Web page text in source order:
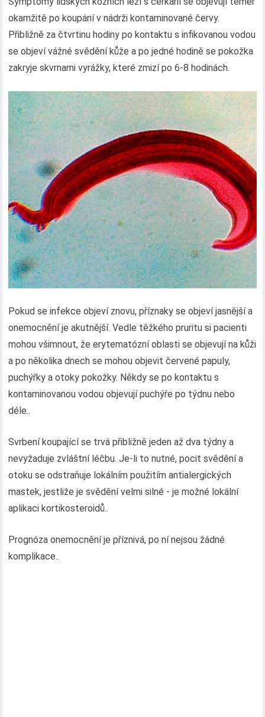
okamžitě po koupání v nádrži kontaminované červy.
Přibližně za čtvrtinu hodiny po kontaktu s infikovanou vodou
se objeví vážné svědění kůže a po jedné hodině se pokožka
zakryje skvrnami vyrážky, které zmizí po 6-8 hodinách.
Pokud se infekce objeví znovu, příznaky se objeví jasnější a
onemocnění je akutnější. Vedle těžkého pruritu si pacienti
mohou všimnout, že erytematózní oblasti se objevují na kůži
a po několika dnech se mohou objevit červené papuly,
puchýřky a otoky pokožky. Někdy se po kontaktu s
kontaminovanou vodou objevují puchýře po týdnu nebo
déle..
Svrbení koupající se trvá přibližně jeden až dva týdny a
nevyžaduje zvláštní léčbu. Je-li to nutné, pocit svědění a
otoku se odstraňuje lokálním použitím antialergických
mastek, jestliže je svědění velmi silné - je možné lokální
aplikaci kortikosteroidů..
Prognóza onemocnění je příznivá, po ní nejsou žádné
komplikace..